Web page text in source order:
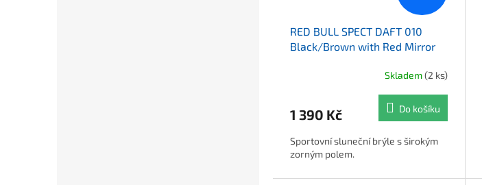
RED BULL SPECT DAFT 010
Black/Brown with Red Mirror
Skladem(2 ks)
1 390 Kč Do košíku
Sportovní sluneční brýle s širokým
zorným polem.